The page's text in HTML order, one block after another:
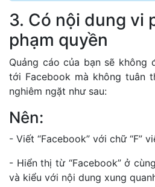
3. Có nội dung vi
phạm quyền
Quảng cáo của bạn sẽ không
tới Facebook mà không tuân
nghiêm ngặt như sau:
Nên:
- Viết “Facebook” với chữ “F”
- Hiển thị từ “Facebook” ở
và kiểu với nội dung xung